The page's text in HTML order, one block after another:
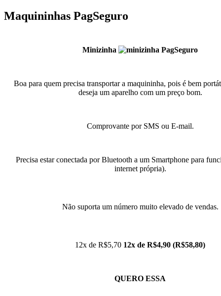
Maquininhas PagSeguro
Minizinha
Boa para quem precisa transportar a maquininha, pois é bem
deseja um aparelho com um preço bom.
Comprovante por SMS ou E-mail.
Precisa estar conectada por Bluetooth a um Smartphone para
internet própria).
Não suporta um número muito elevado de vendas.
12x de R$5,70 12x de R$4,90 (R$58,80)
QUERO ESSA